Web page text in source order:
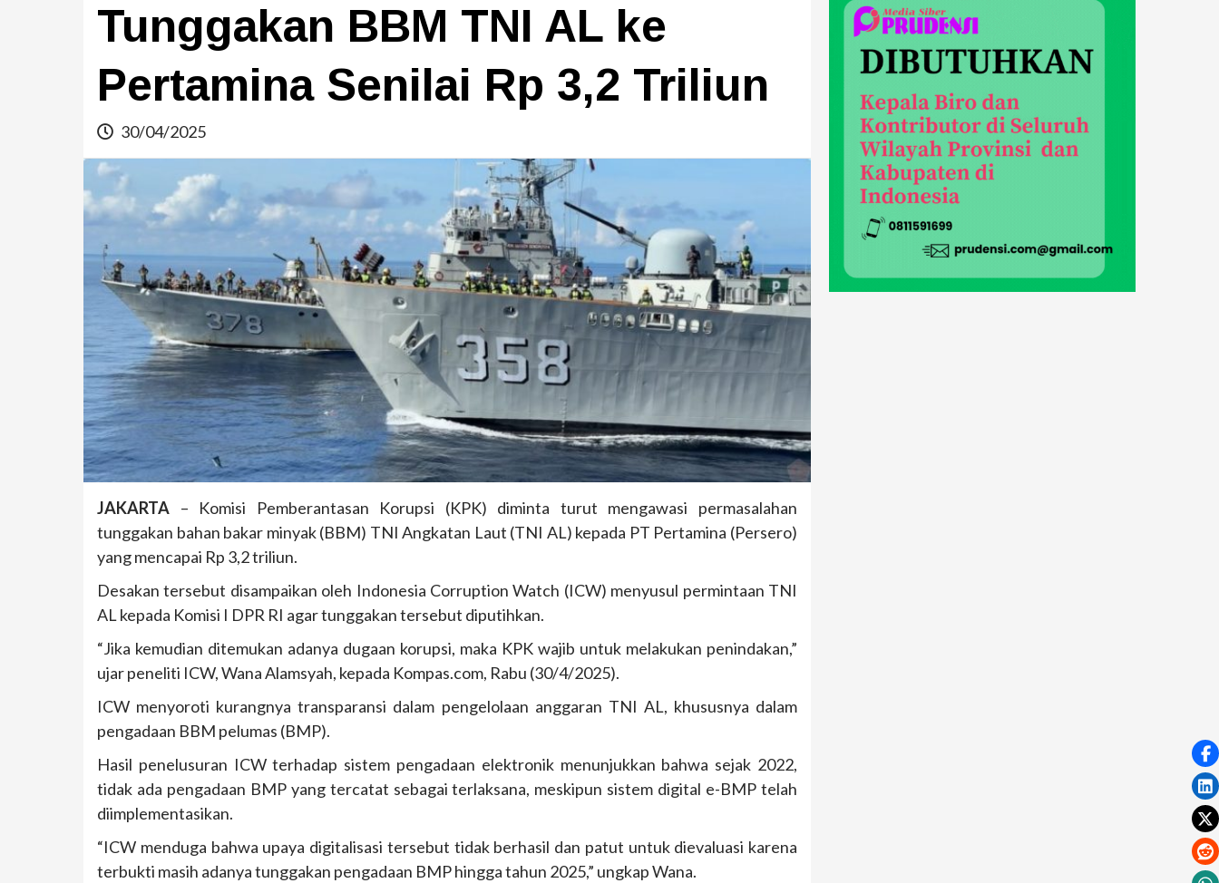
Tunggakan BBM TNI AL ke
Pertamina Senilai Rp 3,2 Triliun
30/04/2025
JAKARTA – Komisi Pemberantasan Korupsi (KPK) diminta turut mengawasi permasalahan
tunggakan bahan bakar minyak (BBM) TNI Angkatan Laut (TNI AL) kepada PT Pertamina (Persero)
yang mencapai Rp 3,2 triliun.
Desakan tersebut disampaikan oleh Indonesia Corruption Watch (ICW) menyusul permintaan TNI
AL kepada Komisi I DPR RI agar tunggakan tersebut diputihkan.
“Jika kemudian ditemukan adanya dugaan korupsi, maka KPK wajib untuk melakukan penindakan,”
ujar peneliti ICW, Wana Alamsyah, kepada Kompas.com, Rabu (30/4/2025).
ICW menyoroti kurangnya transparansi dalam pengelolaan anggaran TNI AL, khususnya dalam
pengadaan BBM pelumas (BMP).
Hasil penelusuran ICW terhadap sistem pengadaan elektronik menunjukkan bahwa sejak 2022,
tidak ada pengadaan BMP yang tercatat sebagai terlaksana, meskipun sistem digital e-BMP telah
diimplementasikan.
“ICW menduga bahwa upaya digitalisasi tersebut tidak berhasil dan patut untuk dievaluasi karena
terbukti masih adanya tunggakan pengadaan BMP hingga tahun 2025,” ungkap Wana.